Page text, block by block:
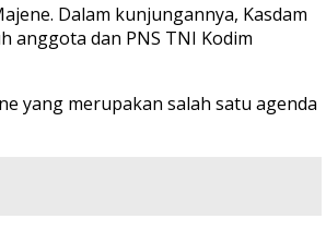
Dalam kunjungannya, Kasdam
anggota dan PNS TNI Kodim
yang merupakan salah satu agenda